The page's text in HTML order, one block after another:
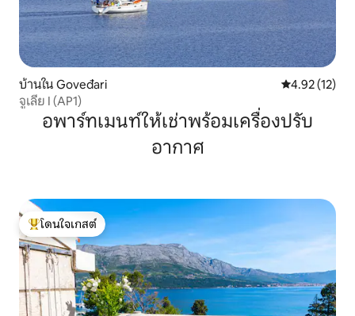
บ้านใน Goveđari คะแนนเฉลี่ย
4.92 (12)
จูเลีย I (AP1)
อพาร์ทเมนท์ให้เช่าพร้อมเครื่องปรับ
อากาศ
โดนใจเกสต์ที่สุด
โดนใจเกสต์